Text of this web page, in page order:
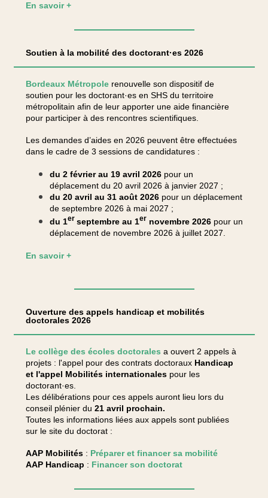
En savoir +
Soutien à la mobilité des doctorant·es 2026
Bordeaux Métropolerenouvelle son dispositif de
soutien pour les doctorant·es en SHS du territoire
métropolitain afin de leur apporter une aide financière
pour participer à des rencontres scientifiques.
Les demandes d’aides en 2026 peuvent être effectuées
dans le cadre de 3 sessions de candidatures :
du 2 février au 19 avril 2026 pour un
déplacement du 20 avril 2026 à janvier 2027 ;
du 20 avril au 31 août 2026pour un déplacement
de septembre 2026 à mai 2027 ;
du 1er septembre au 1er novembre 2026pour un
déplacement de novembre 2026 à juillet 2027.
En savoir +
Ouverture des appels handicap et mobilités
doctorales 2026
Le collège des écoles doctorales a ouvert 2 appels à
projets : l'appel pour des contrats doctoraux Handicap
et l'appel Mobilités internationalespour les
doctorant·es.
Les délibérations pour ces appels auront lieu lors du
conseil plénier du 21 avril prochain.
Toutes les informations liées aux appels sont publiées
sur le site du doctorat :
AAP Mobilités : Préparer et financer sa mobilité
AAP Handicap : Financer son doctorat